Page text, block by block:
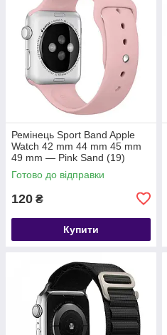
Ремінець Sport Band Apple
Watch 42 mm 44 mm 45 mm
49 mm — Pink Sand (19)
Готово до відправки
120 ₴
Купити